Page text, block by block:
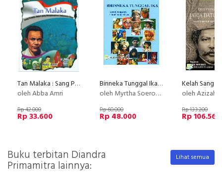
Tan Malaka : Sang Penulis Hebat yang Menginspirasi Indonesia Raya
oleh Abba Amri
Rp 42.000
Rp 33.600
Binneka Tunggal Ika : Kenali Bangsamu Cintai Tanah Airmu
oleh Myrtha Soeroto
Rp 60.000
Rp 48.000
oleh Azizah Etek, Mursyid A.M.,
Rp 133.200
Rp 106.560
Buku terbitan Diandra
Primamitra lainnya:
Lihat semua